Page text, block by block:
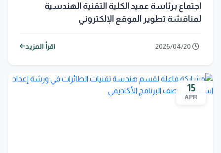
اجتماع برئاسة عميد الكلية التقنية الهندسية
لمناقشة تطوير الموقع الإلكتروني
اقرأ المزيد
15
APR